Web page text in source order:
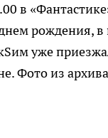
в
рождения,
уже
Фото из